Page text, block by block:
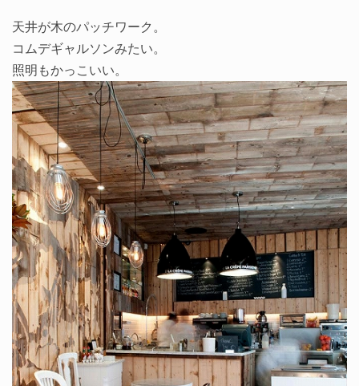
天井が木のパッチワーク。
コムデギャルソンみたい。
照明もかっこいい。